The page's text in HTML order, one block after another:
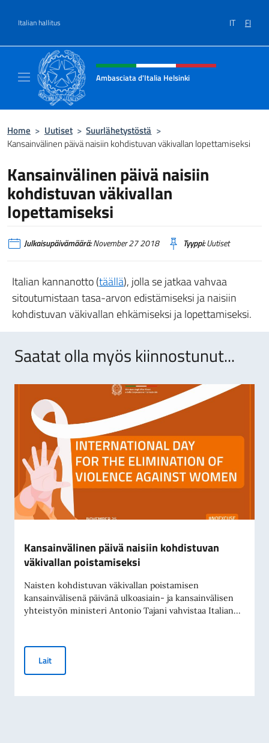
Italian hallitus IT FI
Header, social and menu of site
Ambasciata d'Italia Helsinki
Home > Uutiset > Suurlähetystöstä >
Kansainvälinen päivä naisiin kohdistuvan väkivallan lopettamiseksi
Kansainvälinen päivä naisiin
kohdistuvan väkivallan
lopettamiseksi
Julkaisupäivämäärä:November 27 2018 Tyyppi:Uutiset
Italian kannanotto (täällä), jolla se jatkaa vahvaa
sitoutumistaan tasa-arvon edistämiseksi ja naisiin
kohdistuvan väkivallan ehkämiseksi ja lopettamiseksi.
Saatat olla myös kiinnostunut...
Kansainvälinen päivä naisiin kohdistuvan
väkivallan poistamiseksi
Naisten kohdistuvan väkivallan poistamisen
kansainvälisenä päivänä ulkoasiain- ja kansainvälisen
yhteistyön ministeri Antonio Tajani vahvistaa Italian...
LaitKansainvälinen päivä naisiin kohdistuvan väkivallan